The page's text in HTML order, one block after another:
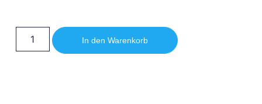
In den Warenkorb